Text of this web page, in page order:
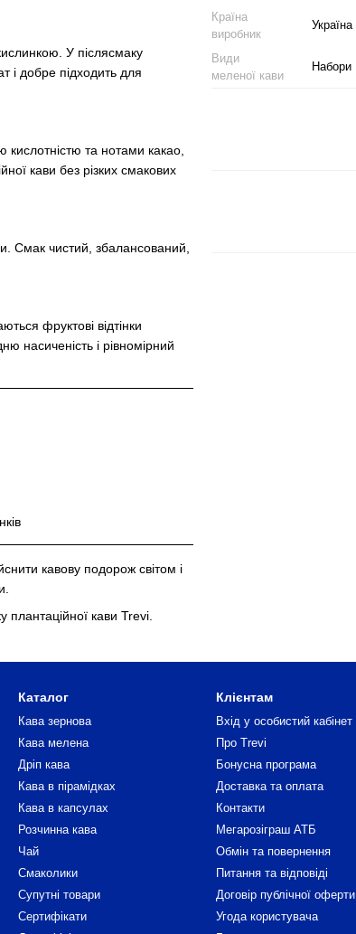
У післясмаку
і добре підходить для
та нотами какао,
кави без різких смакових
Смак чистий, збалансований,
фруктові відтінки
насиченість і рівномірний
кавову подорож світом і
плантаційної кави Trevi.
Країна
виробник
Україна
Види
меленої кави
Набори
Каталог
Кава зернова
Кава мелена
Дріп кава
Кава в пірамідках
Кава в капсулах
Розчинна кава
Чай
Смаколики
Супутні товари
Сертифікати
Клієнтам
Вхід у особистий кабінет
Про Trevi
Бонусна програма
Доставка та оплата
Контакти
Мегарозіграш АТБ
Обмін та повернення
Питання та відповіді
Договір публічної оферти
Угода користувача